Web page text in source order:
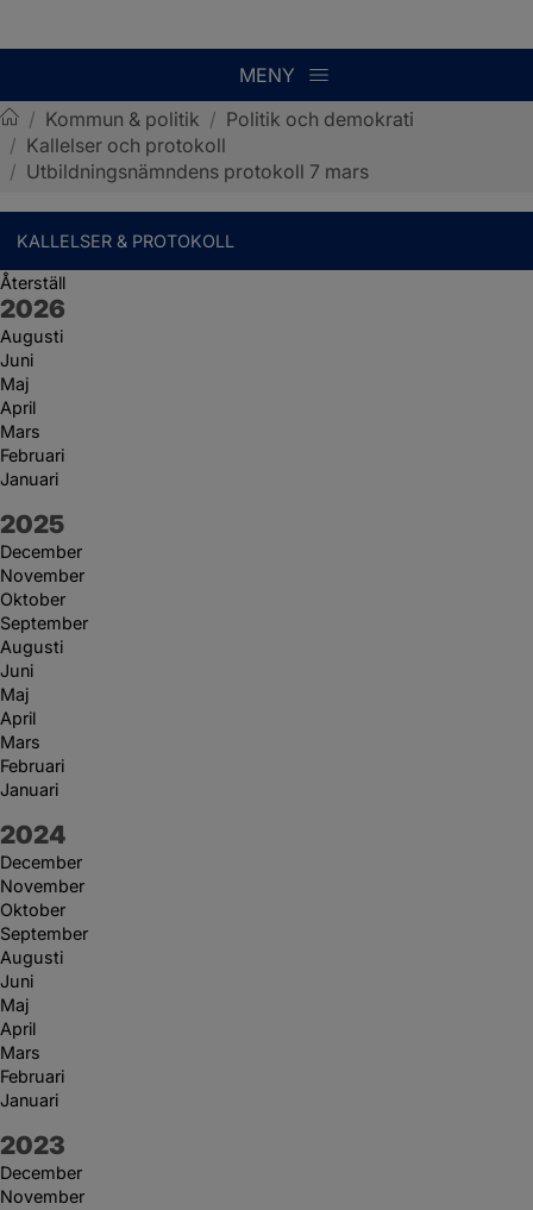
MENY
Sotenäs kommun
/ Kommun & politik / Politik och demokrati
/ Kallelser och protokoll
/ Utbildningsnämndens protokoll 7 mars
KALLELSER & PROTOKOLL
Återställ
År:
2026
Augusti
Juni
Maj
April
Mars
Februari
Januari
År:
2025
December
November
Oktober
September
Augusti
Juni
Maj
April
Mars
Februari
Januari
År:
2024
December
November
Oktober
September
Augusti
Juni
Maj
April
Mars
Februari
Januari
År:
2023
December
November